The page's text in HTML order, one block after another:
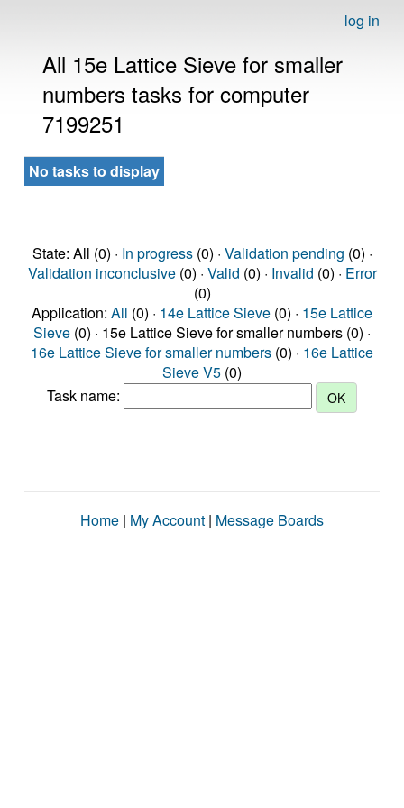
log in
All 15e Lattice Sieve for smaller
numbers tasks for computer
7199251
No tasks to display
State: All (0) · In progress(0) · Validation pending (0) ·
Validation inconclusive(0) · Valid (0) · Invalid (0) · Error
(0)
Application: All (0) · 14e Lattice Sieve (0) · 15e Lattice
Sieve (0) · 15e Lattice Sieve for smaller numbers (0) ·
16e Lattice Sieve for smaller numbers (0) · 16e Lattice
Sieve V5 (0)
Task name:
Home | My Account | Message Boards